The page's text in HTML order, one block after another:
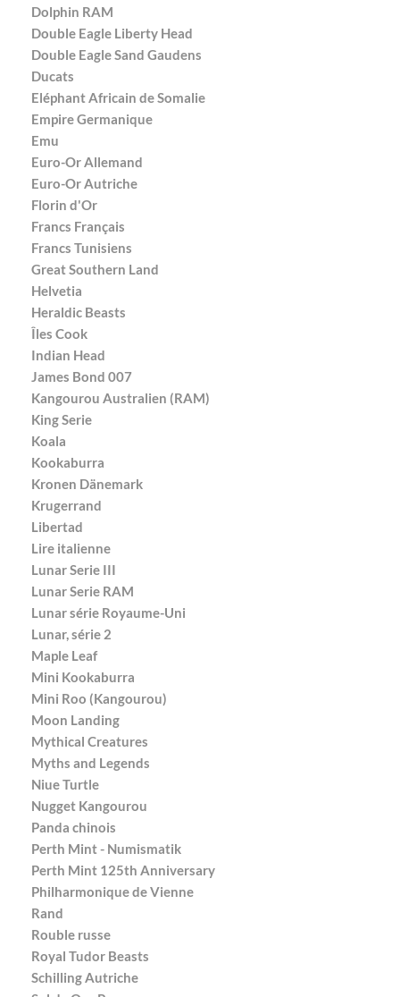
Dolphin RAM
Double Eagle Liberty Head
Double Eagle Sand Gaudens
Ducats
Eléphant Africain de Somalie
Empire Germanique
Emu
Euro-Or Allemand
Euro-Or Autriche
Florin d'Or
Francs Français
Francs Tunisiens
Great Southern Land
Helvetia
Heraldic Beasts
Îles Cook
Indian Head
James Bond 007
Kangourou Australien (RAM)
King Serie
Koala
Kookaburra
Kronen Dänemark
Krugerrand
Libertad
Lire italienne
Lunar Serie III
Lunar Serie RAM
Lunar série Royaume-Uni
Lunar, série 2
Maple Leaf
Mini Kookaburra
Mini Roo (Kangourou)
Moon Landing
Mythical Creatures
Myths and Legends
Niue Turtle
Nugget Kangourou
Panda chinois
Perth Mint - Numismatik
Perth Mint 125th Anniversary
Philharmonique de Vienne
Rand
Rouble russe
Royal Tudor Beasts
Schilling Autriche